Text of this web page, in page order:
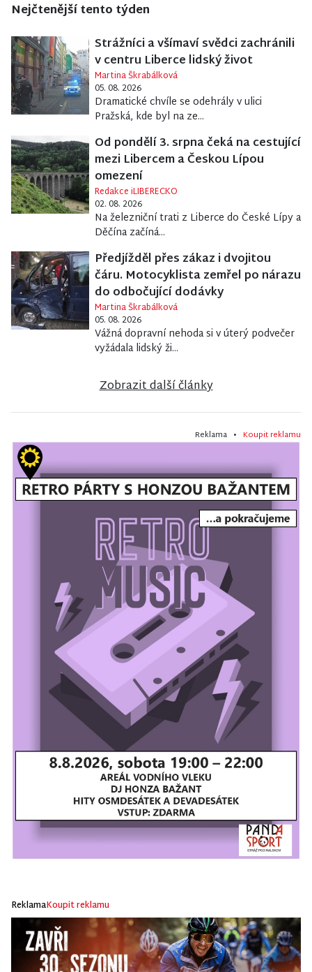
Nejčtenější tento týden
Strážníci a všímaví svědci zachránili
v centru Liberce lidský život
Martina Škrabálková
05. 08. 2026
Dramatické chvíle se odehrály v ulici
Pražská, kde byl na ze...
Od pondělí 3. srpna čeká na cestující
mezi Libercem a Českou Lípou
omezení
Redakce iLIBERECKO
02. 08. 2026
Na železniční trati z Liberce do České Lípy a
Děčína začíná...
Předjížděl přes zákaz i dvojitou
čáru. Motocyklista zemřel po nárazu
do odbočující dodávky
Martina Škrabálková
05. 08. 2026
Vážná dopravní nehoda si v úterý podvečer
vyžádala lidský ži...
Zobrazit další články
Reklama • Koupit reklamu
ReklamaKoupit reklamu